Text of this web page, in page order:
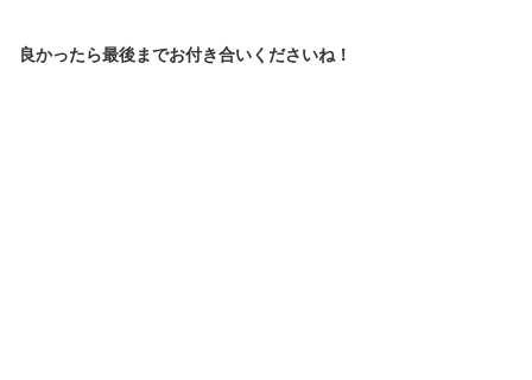
良かったら最後までお付き合いくださいね！